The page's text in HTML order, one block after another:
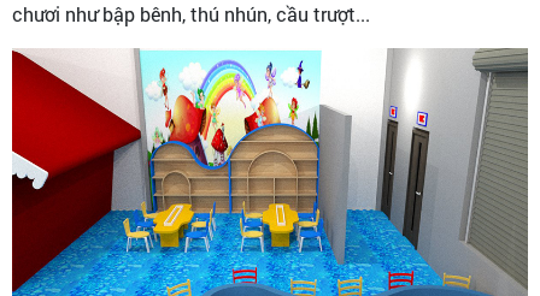
chươi như bập bênh, thú nhún, cầu trượt...